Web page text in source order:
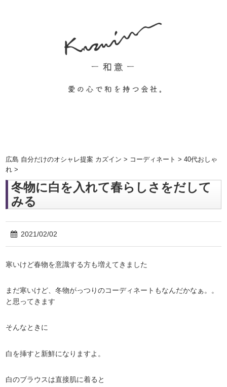
広島 自分だけのオシャレ提案 カズイン > コーディネート >40代おしゃ
れ >
冬物に白を入れて春らしさをだして
みる
2021/02/02
寒いけど春物を意識する方も増えてきました
まだ寒いけど、冬物がっつりのコーディネートもなんだかなぁ。。
と思ってきます
そんなときに
白を挿すと新鮮になりますよ。
白のブラウスは直接肌に着ると